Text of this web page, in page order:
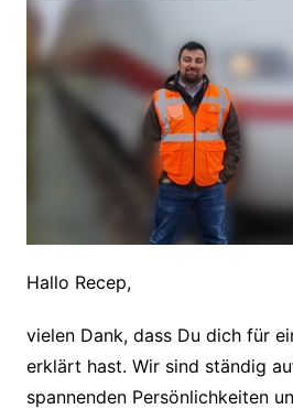
Hallo Recep,
vielen Dank, dass Du dich für
erklärt hast. Wir sind ständig
spannenden Persönlichkeiten